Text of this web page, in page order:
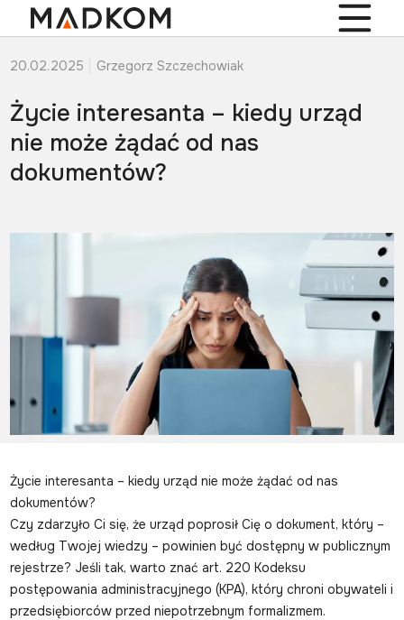
20.02.2025 Grzegorz Szczechowiak
Życie interesanta – kiedy urząd
nie może żądać od nas
dokumentów?
Życie interesanta – kiedy urząd nie może żądać od nas
dokumentów?
Czy zdarzyło Ci się, że urząd poprosił Cię o dokument, który –
według Twojej wiedzy – powinien być dostępny w publicznym
rejestrze? Jeśli tak, warto znać art. 220 Kodeksu
postępowania administracyjnego (KPA), który chroni obywateli i
przedsiębiorców przed niepotrzebnym formalizmem.